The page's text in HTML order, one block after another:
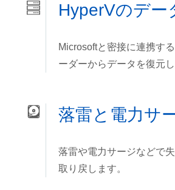
HyperVのデー
Microsoftと密接に連携す
ーダーからデータを復元し
落雷と電力サ
落雷や電力サージなどで
取り戻します。